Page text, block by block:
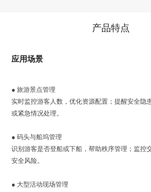
产品特点
应用场景
● 旅游景点管理
实时监控游客人数，优化资源配置；提醒安全隐
或紧急情况处理。
●码头与船坞管理
识别游客是否登船或下船，帮助秩序管理；监控
安全风险。
● 大型活动现场管理